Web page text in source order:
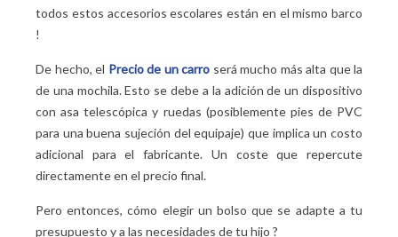
todos estos accesorios escolares están en el mismo barco
!
De hecho, el Precio de un carro será mucho más alta que la
de una mochila. Esto se debe a la adición de un dispositivo
con asa telescópica y ruedas (posiblemente pies de PVC
para una buena sujeción del equipaje) que implica un costo
adicional para el fabricante. Un coste que repercute
directamente en el precio final.
Pero entonces, cómo elegir un bolso que se adapte a tu
presupuesto y a las necesidades de tu hijo ?